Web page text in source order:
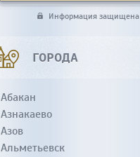
Информация защищена
ГОРОДА
Абакан
Азнакаево
Азов
Альметьевск